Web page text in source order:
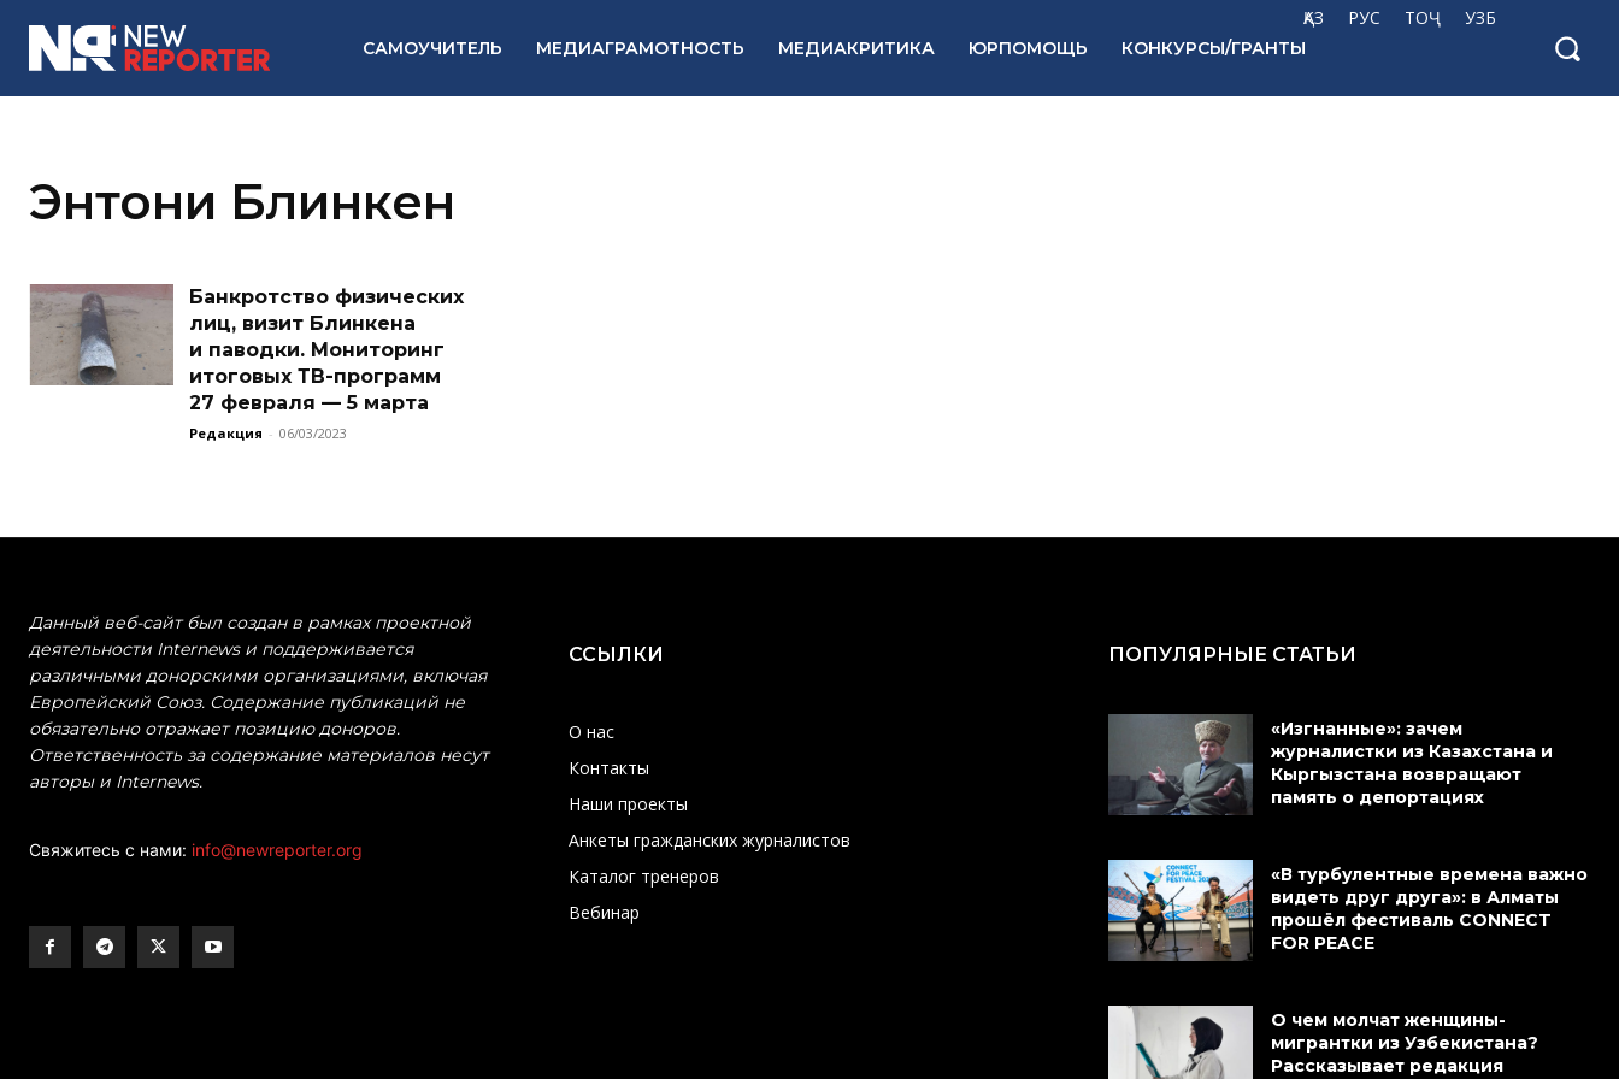
ҚАЗ РУС ТОҶ УЗБ
САМОУЧИТЕЛЬ МЕДИАГРАМОТНОСТЬ МЕДИАКРИТИКА ЮРПОМОЩЬ КОНКУРСЫ/ГРАНТЫ
Энтони Блинкен
Банкротство физических
лиц, визит Блинкена
и паводки. Мониторинг
итоговых ТВ-программ
27 февраля — 5 марта
Редакция - 06/03/2023
Данный веб-сайт был создан в рамках проектной
деятельности Internews и поддерживается
различными донорскими организациями, включая
Европейский Союз. Содержание публикаций не
обязательно отражает позицию доноров.
Ответственность за содержание материалов несут
авторы и Internews.
Свяжитесь с нами: info@newreporter.org
ССЫЛКИ
О нас
Контакты
Наши проекты
Анкеты гражданских журналистов
Каталог тренеров
Вебинар
ПОПУЛЯРНЫЕ СТАТЬИ
«Изгнанные»: зачем
журналистки из Казахстана и
Кыргызстана возвращают
память о депортациях
«В турбулентные времена важно
видеть друг друга»: в Алматы
прошёл фестиваль CONNECT
FOR PEACE
О чем молчат женщины-
мигрантки из Узбекистана?
Рассказывает редакция